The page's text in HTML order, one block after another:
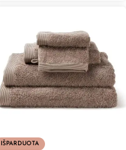
IŠPARDUOTA